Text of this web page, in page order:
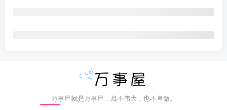
万事屋就是万事屋，既不伟大，也不卑微。